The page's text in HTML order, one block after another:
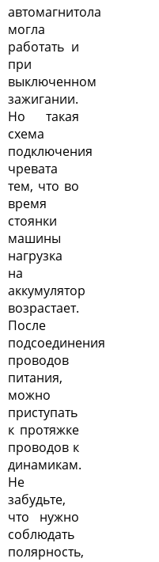
автомагнитола
могла
работать и
при
выключенном
зажигании.
Но такая
схема
подключения
чревата
тем, что во
время
стоянки
машины
нагрузка
на
аккумулятор
возрастает.
После
подсоединения
проводов
питания,
можно
приступать
к протяжке
проводов к
динамикам.
Не
забудьте,
что нужно
соблюдать
полярность,